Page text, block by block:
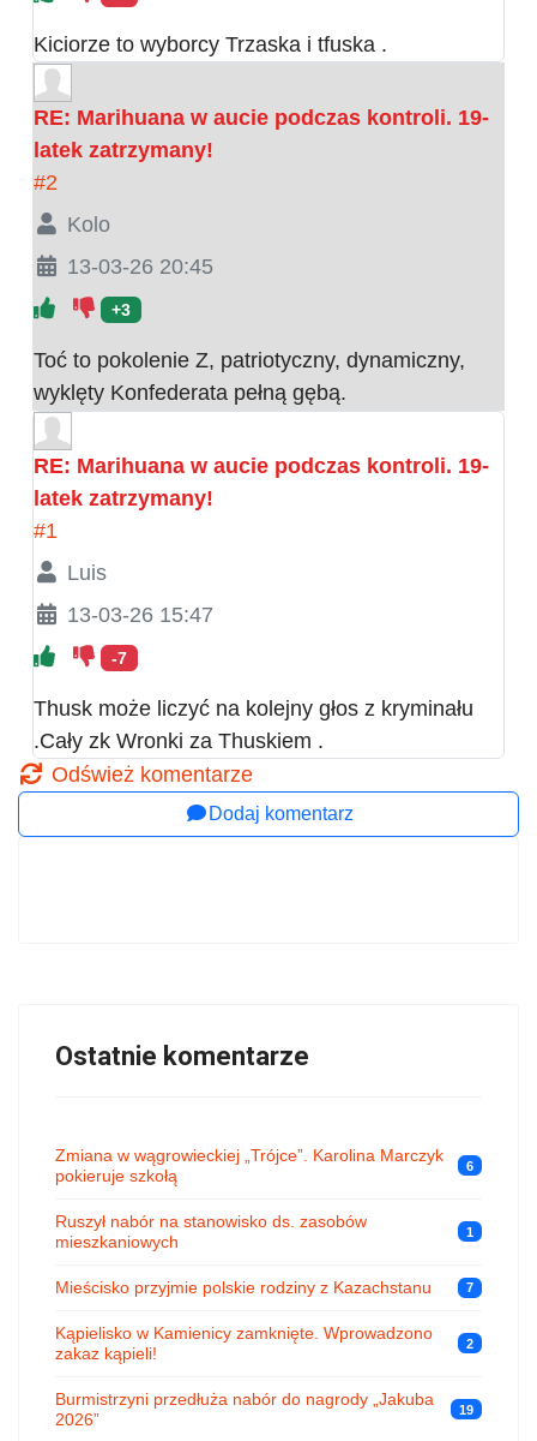
Kiciorze to wyborcy Trzaska i tfuska .
RE: Marihuana w aucie podczas kontroli. 19-
latek zatrzymany!
#2
Kolo
13-03-26 20:45
+3
Toć to pokolenie Z, patriotyczny, dynamiczny,
wyklęty Konfederata pełną gębą.
RE: Marihuana w aucie podczas kontroli. 19-
latek zatrzymany!
#1
Luis
13-03-26 15:47
-7
Thusk może liczyć na kolejny głos z kryminału
.Cały zk Wronki za Thuskiem .
Odśwież komentarze
Dodaj komentarz
Ostatnie komentarze
Zmiana w wągrowieckiej „Trójce”. Karolina Marczyk
pokieruje szkołą
6
Ruszył nabór na stanowisko ds. zasobów
mieszkaniowych
1
Mieścisko przyjmie polskie rodziny z Kazachstanu 7
Kąpielisko w Kamienicy zamknięte. Wprowadzono
zakaz kąpieli!
2
Burmistrzyni przedłuża nabór do nagrody „Jakuba
2026”
19